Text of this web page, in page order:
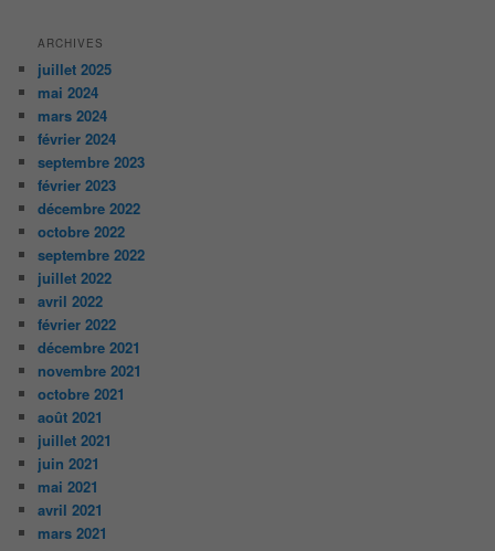
ARCHIVES
juillet 2025
mai 2024
mars 2024
février 2024
septembre 2023
février 2023
décembre 2022
octobre 2022
septembre 2022
juillet 2022
avril 2022
février 2022
décembre 2021
novembre 2021
octobre 2021
août 2021
juillet 2021
juin 2021
mai 2021
avril 2021
mars 2021